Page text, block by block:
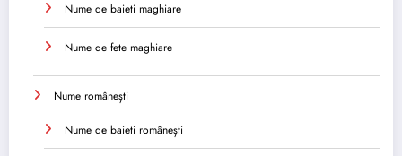
Nume de baieti maghiare
Nume de fete maghiare
Nume românești
Nume de baieti românești